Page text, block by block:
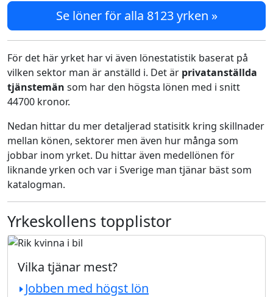
Se löner för alla 8123 yrken »
För det här yrket har vi även lönestatistik baserat på
vilken sektor man är anställd i. Det är privatanställda
tjänstemän som har den högsta lönen med i snitt
44700 kronor.
Nedan hittar du mer detaljerad statisitk kring skillnader
mellan könen, sektorer men även hur många som
jobbar inom yrket. Du hittar även medellönen för
liknande yrken och var i Sverige man tjänar bäst som
katalogman.
Yrkeskollens topplistor
Vilka tjänar mest?
Jobben med högst lön